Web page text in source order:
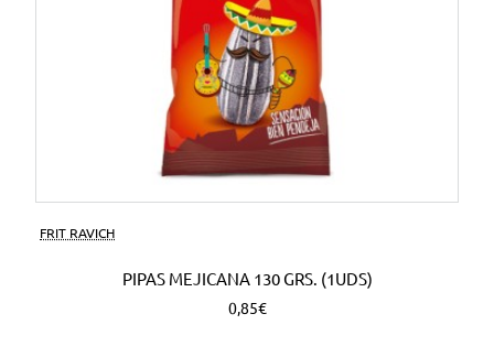
FRIT RAVICH
PIPAS MEJICANA 130 GRS. (1UDS)
0,85€